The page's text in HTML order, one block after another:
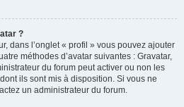
?
dans l’onglet « profil » vous pouvez ajouter
méthodes d’avatar suivantes : Gravatar,
du forum peut activer ou non les
ils sont mis à disposition. Si vous ne
un administrateur du forum.